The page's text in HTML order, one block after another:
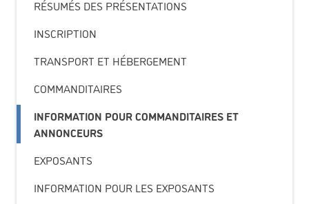
RÉSUMÉS DES PRÉSENTATIONS
INSCRIPTION
TRANSPORT ET HÉBERGEMENT
COMMANDITAIRES
INFORMATION POUR COMMANDITAIRES ET
ANNONCEURS
EXPOSANTS
INFORMATION POUR LES EXPOSANTS